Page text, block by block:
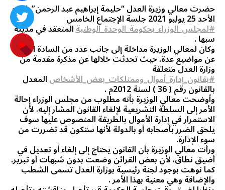
حضرت معالي وزيرة العدل “حليمة إبراهيم عبد الرحمن”، اليوم
الأحد 25 يوليو 2021 جلسة الإجتماع الخامس
#لمجلس_الوزراء_بحكومة_الوحدة_الوطنيةالمنعقد في مدينة
سبها .
وكان لمعالي الوزيرة مداخلة إلى جانب عدد من السادة الوزراء
عن مواضيع عدة، حيث تحدثت خلالها عن مذكرة مقدمة من
وزارة العدل متعلقة
#بقانون_إدارة_أموال_وممتلكات_بعض_الأشخاصالمعدل
بالقانون رقم ( 36 ) لسنة 2012م .
وأوضحت معالي الوزيرة بأنه مطلوب من مجلس الوزراء إحالة
الأمر إلى السلطة التشريعية لإلغاء القانون المشار إليه، لأن
الاستمرار في إدارة الأموال بالطريقة المنصوص عليها سوف
يلحق الضرر بأصحابه أو بالدولة لأنها ستكون قد تضررت من
سوء الإدارة.
ورأت معالي الوزيرة بأن القانون يحتاج إلى إلغاء أو تعديل في
أضيق نطاق، لأن بعض القرائن وضعت بدون شبهات أو تبرير.
كما نوهت بوجود لجنة رئيسية بوزارة العدل تسمى الشطب
والإضافة وهي معنية بهذا الأمر .